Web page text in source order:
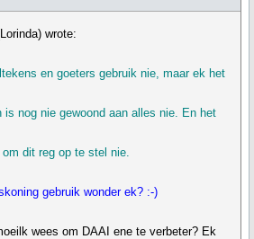
wrote:
en goeters gebruik nie, maar ek het
is nog nie gewoond aan alles nie. En het
dit reg op te stel nie.
gebruik wonder ek? :-)
wees om DAAI ene te verbeter? Ek